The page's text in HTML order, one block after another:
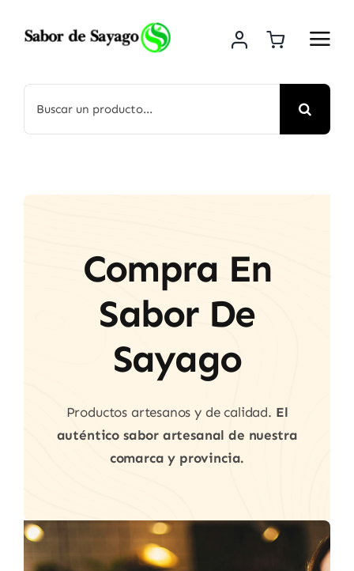
Compra En
Sabor De
Sayago
Productos artesanos y de calidad. El
auténtico sabor artesanal de nuestra
comarca y provincia.